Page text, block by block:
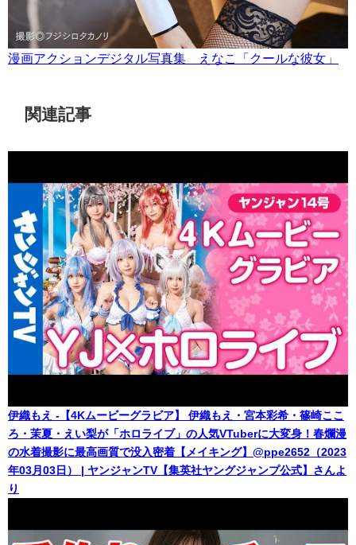
漫画アクションデジタル写真集 えなこ「クールな彼女」
関連記事
伊織もえ -【4Kムービーグラビア】 伊織もえ・宮本彩希・篠崎ここ
ろ・茉夏・えい梨が「ホロライブ」の人気VTuberに大変身！春爛漫
の水着撮影に最高画質で没入密着【メイキング】@ppe2652（2023
年03月03日） | ヤンジャンTV【集英社ヤングジャンプ公式】さんよ
り